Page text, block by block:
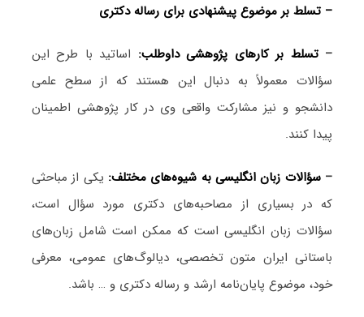
– تسلط بر موضوع پیشنهادی برای رساله دکتری
–تسلط بر کارهای پژوهشی داوطلب: اساتید با طرح این
سؤالات معمولاً به دنبال این هستند که از سطح علمی
دانشجو و نیز مشارکت واقعی وی در کار پژوهشی اطمینان
پیدا کنند.
– سؤالات زبان انگلیسی به شیوه‌های مختلف: یکی از مباحثی
که در بسیاری از مصاحبه‌های دکتری مورد سؤال است،
سؤالات زبان انگلیسی است که ممکن است شامل زبان‌های
باستانی ایران متون تخصصی، دیالوگ‌های عمومی، معرفی
خود، موضوع پایان‌نامه ارشد و رساله دکتری و … باشد.